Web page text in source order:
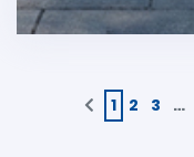
1 2 3 …